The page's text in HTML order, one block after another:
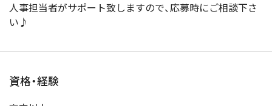
人事担当者がサポート致しますので、応募時にご相談下さ
い♪
資格・経験